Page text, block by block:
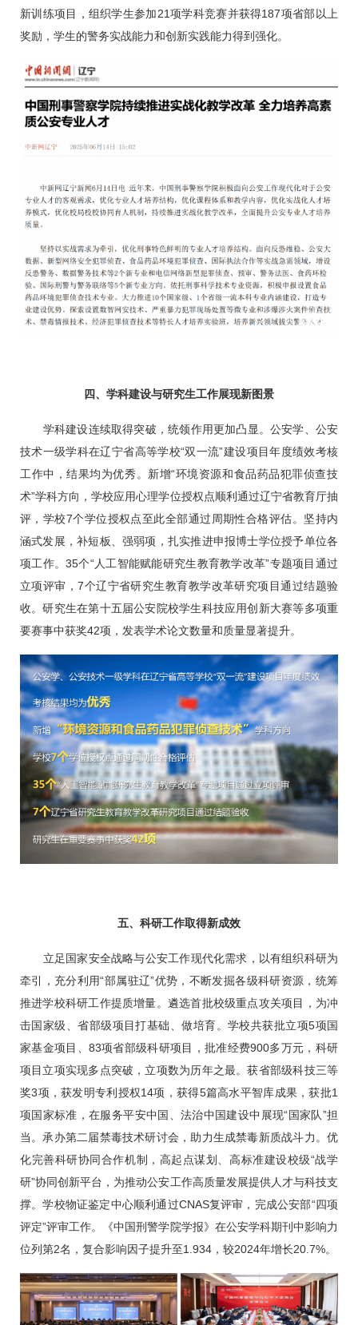
新训练项目，组织学生参加21项学科竞赛并获得187项省部以上
奖励，学生的警务实战能力和创新实践能力得到强化。
四、学科建设与研究生工作展现新图景
学科建设连续取得突破，统领作用更加凸显。公安学、公安
技术一级学科在辽宁省高等学校“双一流”建设项目年度绩效考核
工作中，结果均为优秀。新增“环境资源和食品药品犯罪侦查技
术”学科方向，学校应用心理学位授权点顺利通过辽宁省教育厅抽
评，学校7个学位授权点至此全部通过周期性合格评估。坚持内
涵式发展，补短板、强弱项，扎实推进申报博士学位授予单位各
项工作。35个“人工智能赋能研究生教育教学改革”专题项目通过
立项评审，7个辽宁省研究生教育教学改革研究项目通过结题验
收。研究生在第十五届公安院校学生科技应用创新大赛等多项重
要赛事中获奖42项，发表学术论文数量和质量显著提升。
五、科研工作取得新成效
立足国家安全战略与公安工作现代化需求，以有组织科研为
牵引，充分利用“部属驻辽”优势，不断发掘各级科研资源，统筹
推进学校科研工作提质增量。遴选首批校级重点攻关项目，为冲
击国家级、省部级项目打基础、做培育。学校共获批立项5项国
家基金项目、83项省部级科研项目，批准经费900多万元，科研
项目立项实现多点突破，立项数为历年之最。获省部级科技三等
奖3项，获发明专利授权14项，获得5篇高水平智库成果，获批1
项国家标准，在服务平安中国、法治中国建设中展现“国家队”担
当。承办第二届禁毒技术研讨会，助力生成禁毒新质战斗力。优
化完善科研协同合作机制，高起点谋划、高标准建设校级“战学
研”协同创新平台，为推动公安工作高质量发展提供人才与科技支
撑。学校物证鉴定中心顺利通过CNAS复评审，完成公安部“四项
评定”评审工作。《中国刑警学院学报》在公安学科期刊中影响力
位列第2名，复合影响因子提升至1.934，较2024年增长20.7%。